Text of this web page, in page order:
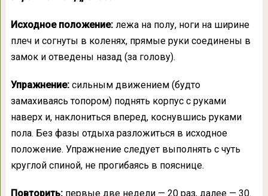
Исходное положение:лежа на полу, ноги на ширине
плеч и согнуты в коленях, прямые руки соединены в
замок и отведены назад (за голову).
Упражнение:сильным движением (будто
замахиваясь топором) поднять корпус с руками
наверх и, наклониться вперед, коснувшись руками
пола. Без фазы отдыха разложиться в исходное
положение. Упражнение следует выполнять с чуть
круглой спиной, не прогибаясь в пояснице.
Повторить:первые две недели — 20 раз, далее — 30.